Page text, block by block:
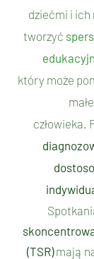
dziećmi i
tworzyć
który może
człowieka.
(TSR)mają